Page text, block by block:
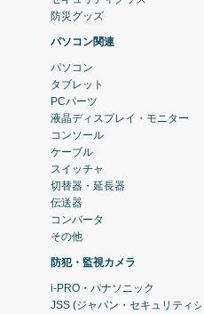
防災グッズ
パソコン関連
パソコン
タブレット
PCパーツ
液晶ディスプレイ・モニター
コンソール
ケーブル
スイッチャ
切替器・延長器
伝送器
コンバータ
その他
防犯・監視カメラ
i-PRO・パナソニック
JSS (ジャパン・セキュリティシ